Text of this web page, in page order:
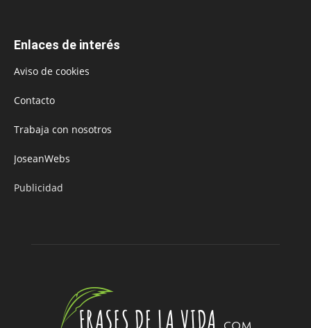
Enlaces de interés
Aviso de cookies
Contacto
Trabaja con nosotros
JoseanWebs
Publicidad